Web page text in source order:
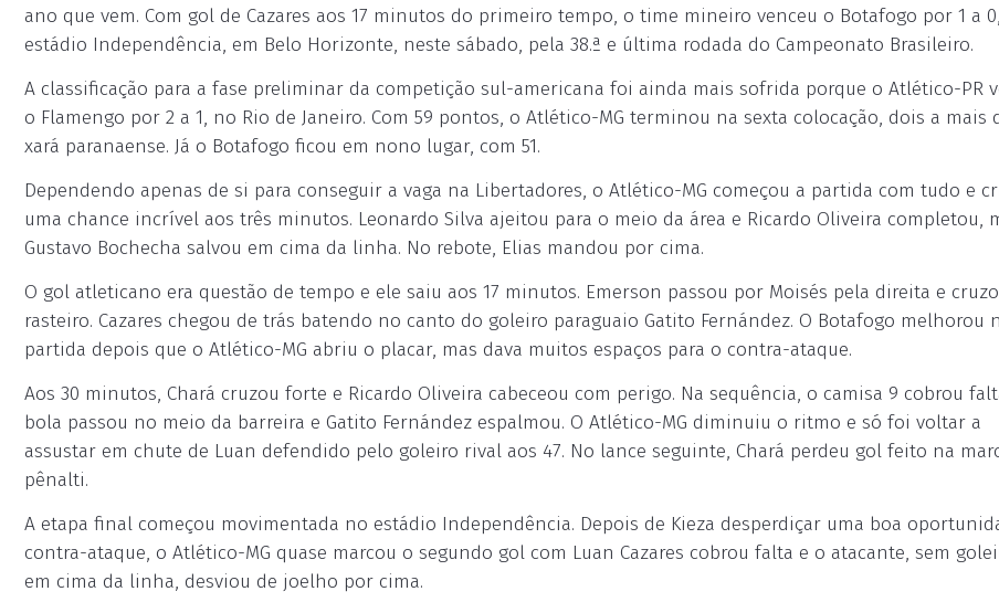
ano que vem. Com gol de Cazares aos 17 minutos do primeiro tempo, o time mineiro venceu o Botafogo por 1 a
estádio Independência, em Belo Horizonte, neste sábado, pela 38.ª e última rodada do Campeonato Brasileiro.
A classificação para a fase preliminar da competição sul-americana foi ainda mais sofrida porque o Atlético-PR
o Flamengo por 2 a 1, no Rio de Janeiro. Com 59 pontos, o Atlético-MG terminou na sexta colocação, dois a mais
xará paranaense. Já o Botafogo ficou em nono lugar, com 51.
Dependendo apenas de si para conseguir a vaga na Libertadores, o Atlético-MG começou a partida com tudo e
uma chance incrível aos três minutos. Leonardo Silva ajeitou para o meio da área e Ricardo Oliveira completou,
Gustavo Bochecha salvou em cima da linha. No rebote, Elias mandou por cima.
O gol atleticano era questão de tempo e ele saiu aos 17 minutos. Emerson passou por Moisés pela direita e
rasteiro. Cazares chegou de trás batendo no canto do goleiro paraguaio Gatito Fernández. O Botafogo melhorou
partida depois que o Atlético-MG abriu o placar, mas dava muitos espaços para o contra-ataque.
Aos 30 minutos, Chará cruzou forte e Ricardo Oliveira cabeceou com perigo. Na sequência, o camisa 9 cobrou
bola passou no meio da barreira e Gatito Fernández espalmou. O Atlético-MG diminuiu o ritmo e só foi voltar a
assustar em chute de Luan defendido pelo goleiro rival aos 47. No lance seguinte, Chará perdeu gol feito na
pênalti.
A etapa final começou movimentada no estádio Independência. Depois de Kieza desperdiçar uma boa
contra-ataque, o Atlético-MG quase marcou o segundo gol com Luan Cazares cobrou falta e o atacante, sem
em cima da linha, desviou de joelho por cima.